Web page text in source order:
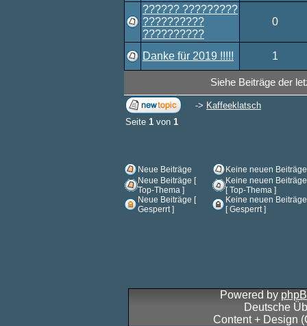
?????? ?????????
??????????
??????????
0
Danke für 2019 !!!!! 1
Siehe Beiträge der
-> Kaffeeklatsch
Seite 1 von 1
Neue Beiträge
Keine neuen Beiträge
Neue Beiträge [
Top-Thema ]
Keine neuen Beiträge
[ Top-Thema ]
Neue Beiträge [
Gesperrt ]
Keine neuen Beiträge
[ Gesperrt ]
Powered by
Deutsche
Content + Design